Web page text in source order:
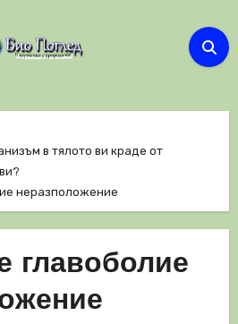
в тялото ви краде от
неразположение
главоболие